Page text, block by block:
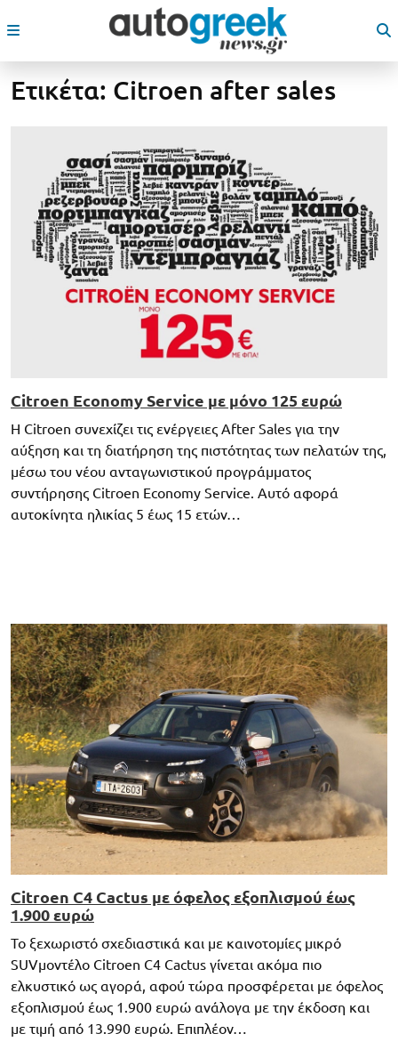
Ετικέτα: Citroen after sales
Citroen Economy Service με μόνο 125 ευρώ
Η Citroen συνεχίζει τις ενέργειες After Sales για την
αύξηση και τη διατήρηση της πιστότητας των πελατών της,
μέσω του νέου ανταγωνιστικού προγράμματος
συντήρησης Citroen Economy Service. Αυτό αφορά
αυτοκίνητα ηλικίας 5 έως 15 ετών…
Citroen C4 Cactus με όφελος εξοπλισμού έως
1.900 ευρώ
Το ξεχωριστό σχεδιαστικά και με καινοτομίες μικρό
SUVμοντέλο Citroen C4 Cactus γίνεται ακόμα πιο
ελκυστικό ως αγορά, αφού τώρα προσφέρεται με όφελος
εξοπλισμού έως 1.900 ευρώ ανάλογα με την έκδοση και
με τιμή από 13.990 ευρώ. Επιπλέον…